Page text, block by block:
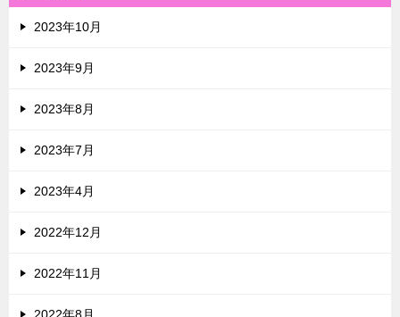
2023年10月
2023年9月
2023年8月
2023年7月
2023年4月
2022年12月
2022年11月